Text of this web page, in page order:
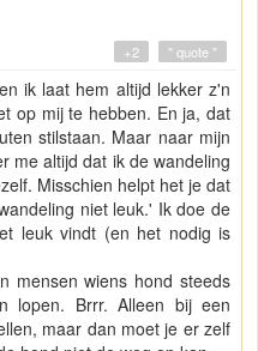
" quote "
+2
ik laat hem altijd lekker z'n
op mij te hebben. En ja, dat
stilstaan. Maar naar mijn
me altijd dat ik de wandeling
Misschien helpt het je dat
niet leuk.' Ik doe de
leuk vindt (en het nodig is
mensen wiens hond steeds
lopen. Brrr. Alleen bij een
maar dan moet je er zelf